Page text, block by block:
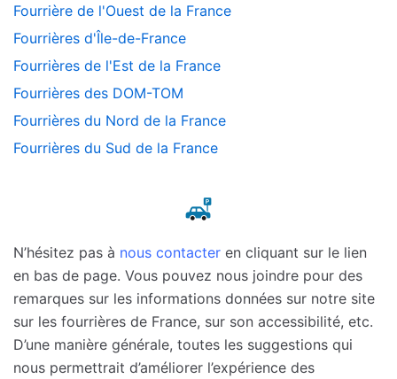
Fourrière de l'Ouest de la France
Fourrières d'Île-de-France
Fourrières de l'Est de la France
Fourrières des DOM-TOM
Fourrières du Nord de la France
Fourrières du Sud de la France
N’hésitez pas à nous contacter en cliquant sur le lien
en bas de page. Vous pouvez nous joindre pour des
remarques sur les informations données sur notre site
sur les fourrières de France, sur son accessibilité, etc.
D’une manière générale, toutes les suggestions qui
nous permettrait d’améliorer l’expérience des